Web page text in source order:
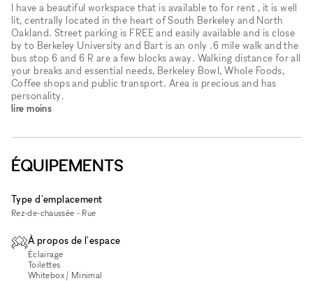
I have a beautiful workspace that is available to for rent , it is well
lit, centrally located in the heart of South Berkeley and North
Oakland. Street parking is FREE and easily available and is close
by to Berkeley University and Bart is an only .6 mile walk and the
bus stop 6 and 6 R are a few blocks away. Walking distance for all
your breaks and essential needs, Berkeley Bowl, Whole Foods,
Coffee shops and public transport. Area is precious and has
personality.
lire moins
ÉQUIPEMENTS
Type d'emplacement
Rez-de-chaussée - Rue
À propos de l'espace
Éclairage
Toilettes
Whitebox / Minimal